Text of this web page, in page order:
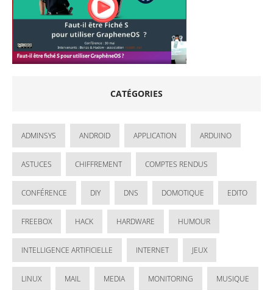
CATÉGORIES
ADMINSYS ANDROID APPLICATION ARDUINO
ASTUCES CHIFFREMENT COMPTES RENDUS
CONFÉRENCE DIY DNS DOMOTIQUE EDITO
FREEBOX HACK HARDWARE HUMOUR
INTELLIGENCE ARTIFICIELLE INTERNET JEUX
LINUX MAIL MEDIA MONITORING MUSIQUE